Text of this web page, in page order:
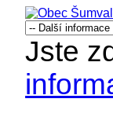
Jste